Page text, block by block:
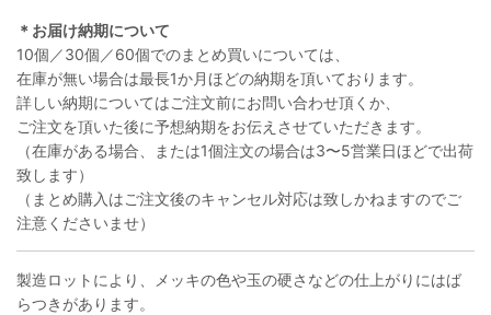
＊お届け納期について
10個／30個／60個でのまとめ買いについては、
在庫が無い場合は最長1か月ほどの納期を頂いております。
詳しい納期についてはご注文前にお問い合わせ頂くか、
ご注文を頂いた後に予想納期をお伝えさせていただきます。
（在庫がある場合、または1個注文の場合は3〜5営業日ほどで出荷
致します）
（まとめ購入はご注文後のキャンセル対応は致しかねますのでご
注意くださいませ）
製造ロットにより、メッキの色や玉の硬さなどの仕上がりにはば
らつきがあります。